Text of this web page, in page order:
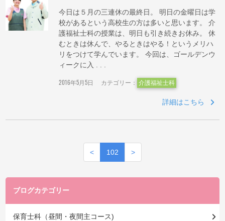
今日は５月の三連休の最終日。 明日の金曜日は学
校があるという高校生の方は多いと思います。 介
護福祉士科の授業は、明日も引き続きお休み。 休
むときは休んで、やるときはやる！というメリハ
リをつけて学んでいます。 今回は、ゴールデンウ
ィークに入 . . .
2016年5月5日 カテゴリー： 介護福祉士科
詳細はこちら
< 102 >
ブログカテゴリー
保育士科（昼間・夜間主コース)